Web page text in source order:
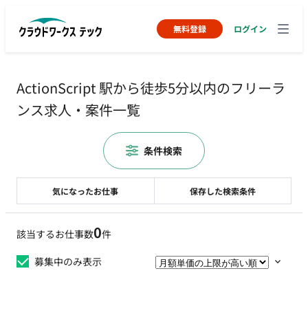
無料登録 ログイン
ActionScript 駅から徒歩5分以内のフリーラ
ンス求人・案件一覧
該当するお仕事数0件
募集中のみ表示
気になったお仕事 保存した検索条件
条件検索